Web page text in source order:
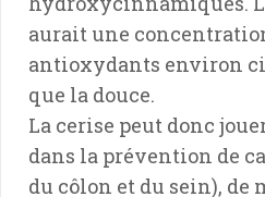
aurait une
antioxydants environ
que la douce.
La cerise peut donc
dans la prévention de
du côlon et du sein), de